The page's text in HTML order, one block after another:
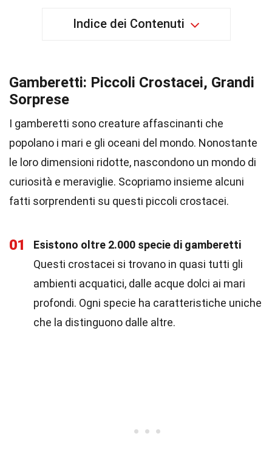
Indice dei Contenuti
Gamberetti: Piccoli Crostacei, Grandi
Sorprese
I gamberetti sono creature affascinanti che
popolano i mari e gli oceani del mondo. Nonostante
le loro dimensioni ridotte, nascondono un mondo di
curiosità e meraviglie. Scopriamo insieme alcuni
fatti sorprendenti su questi piccoli crostacei.
01
Esistono oltre 2.000 specie di gamberetti
Questi crostacei si trovano in quasi tutti gli
ambienti acquatici, dalle acque dolci ai mari
profondi. Ogni specie ha caratteristiche uniche
che la distinguono dalle altre.